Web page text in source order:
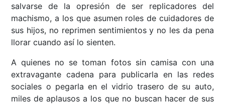
salvarse de la opresión de ser replicadores del
machismo, a los que asumen roles de cuidadores de
sus hijos, no reprimen sentimientos y no les da pena
llorar cuando así lo sienten.
A quienes no se toman fotos sin camisa con una
extravagante cadena para publicarla en las redes
sociales o pegarla en el vidrio trasero de su auto,
miles de aplausos a los que no buscan hacer de sus